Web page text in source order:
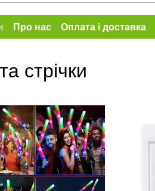
Про нас Оплата і доставка
оферти
стрічки